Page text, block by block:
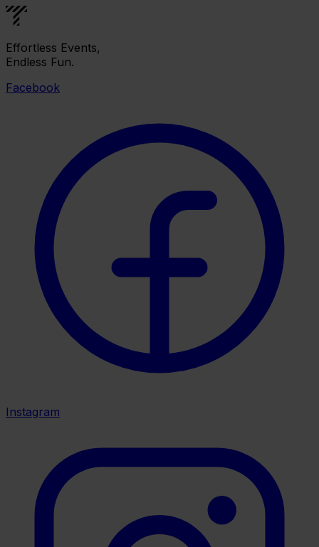
Effortless Events,
Endless Fun.
Facebook
Instagram